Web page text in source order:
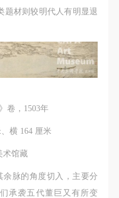
题材则较明代人有明显退
卷，1503年
横 164 厘米
术馆藏
脉的角度切入，主要分
承袭五代董巨又有所变